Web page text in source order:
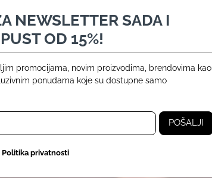
NEWSLETTER SADA I
OD 15%!
promocijama, novim proizvodima, brendovima kao
ponudama koje su dostupne samo
POŠALJI
Politika privatnosti